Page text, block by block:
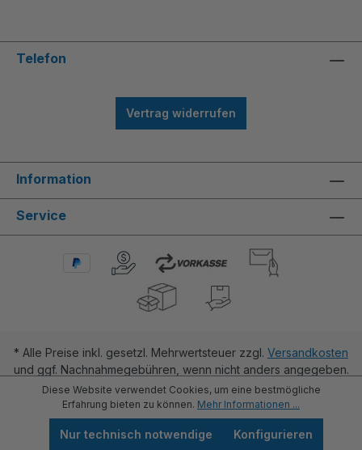
Telefon
Vertrag widerrufen
Information
Service
* Alle Preise inkl. gesetzl. Mehrwertsteuer zzgl. Versandkosten
und ggf. Nachnahmegebühren, wenn nicht anders angegeben.
Diese Website verwendet Cookies, um eine bestmögliche
Erfahrung bieten zu können. Mehr Informationen ...
Nur technisch notwendige Konfigurieren